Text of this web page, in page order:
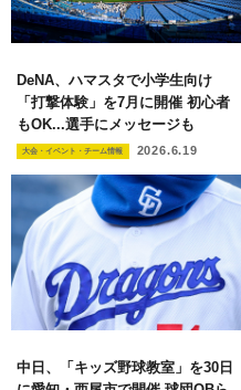
DeNA、ハマスタで小学生向け
「打撃体験」を7月に開催 初心者
もOK...選手にメッセージも
大会・イベント・チーム情報 2026.6.19
中日、「キッズ野球教室」を30日